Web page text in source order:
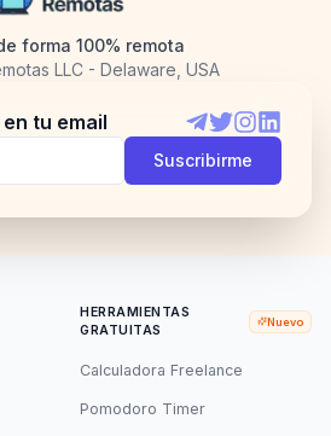
forma 100% remota
LLC - Delaware, USA
tu email
Telegram
TwitterInstagram
Suscribirme
HERRAMIENTAS
GRATUITAS
Nuevo
Calculadora Freelance
Pomodoro Timer